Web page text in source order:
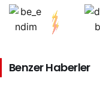
Benzer Haberler